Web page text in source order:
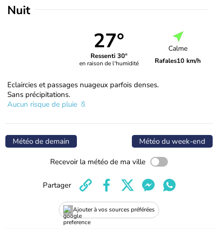
Nuit
27°
Ressenti 30°
en raison de l'humidité
Calme
Rafales10 km/h
Eclaircies et passages nuageux parfois denses.
Sans précipitations.
Aucun risque de pluie
Météo de demain Météo du week-end
Recevoir la météo de ma ville
Ajouter à vos sources préférées
Partager